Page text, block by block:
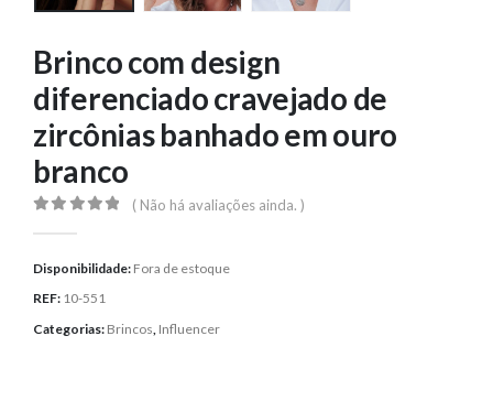
Brinco com design
diferenciado cravejado de
zircônias banhado em ouro
branco
( Não há avaliações ainda. )
Disponibilidade: Fora de estoque
REF: 10-551
Categorias: Brincos, Influencer